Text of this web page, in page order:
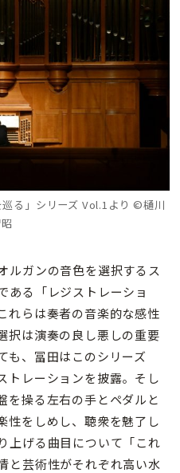
巡る」シリーズ Vol.1より ©樋川
ルガンの音色を選択するス
ある「レジストレーショ
れらは奏者の音楽的な感性
択は演奏の良し悪しの重要
も、冨田はこのシリーズ
トレーションを披露。そし
を操る左右の手とペダルと
性をしめし、聴衆を魅了し
上げる曲目について「これ
と芸術性がそれぞれ高い水